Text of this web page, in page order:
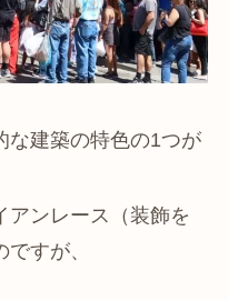
な建築の特色の1つが
アンレース（装飾を
すが、